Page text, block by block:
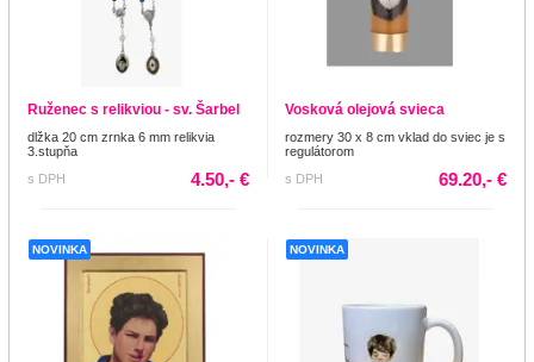
Ruženec s relikviou - sv. Šarbel
dlžka 20 cm zrnka 6 mm relikvia
3.stupňa
s DPH
4.50,- €
Vosková olejová svieca
rozmery 30 x 8 cm vklad do sviec je s
regulátorom
s DPH
69.20,- €
NOVINKA NOVINKA